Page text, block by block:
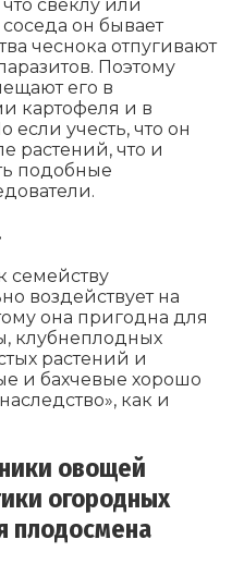
свеклу или
соседа он бывает
чеснока отпугивают
Поэтому
его в
картофеля и в
если учесть, что он
растений, что и
подобные
семейству
воздействует на
она пригодна для
клубнеплодных
растений и
и бахчевые хорошо
как и
овощей
огородных
плодосмена